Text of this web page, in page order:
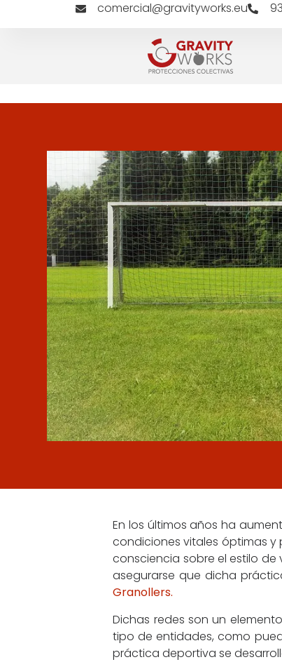
comercial@gravityworks.eu
En los últimos años ha
condiciones vitales óptimas y
consciencia sobre el estilo
asegurarse que dicha
Granollers.
Dichas redes son un
tipo de entidades, como
práctica deportiva se